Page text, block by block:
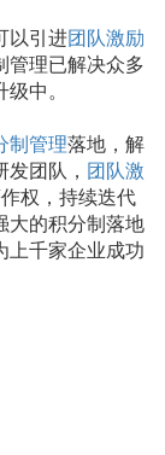
以引进团队激励
管理已解决众多
中。
制管理落地，解
团队， 团队激
权，持续迭代
大的积分制落地
上千家企业成功